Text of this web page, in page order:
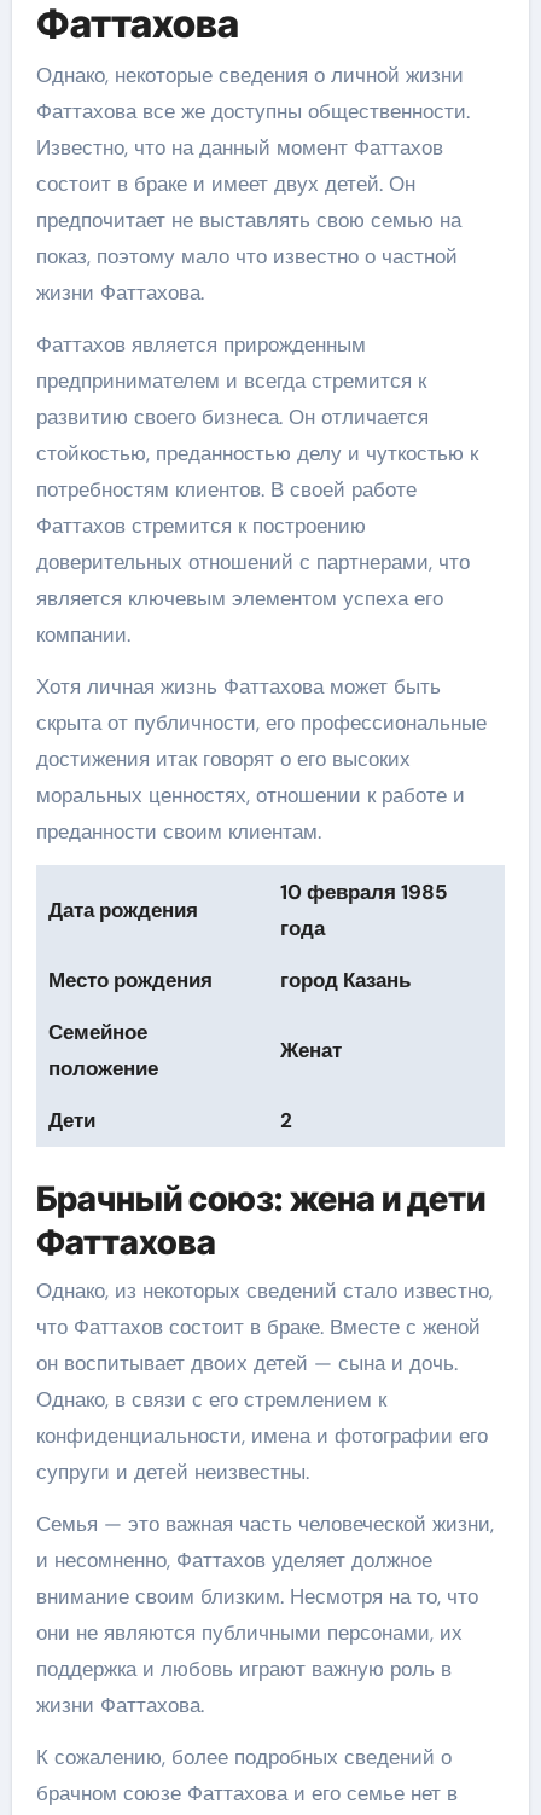
Фаттахова
Однако, некоторые сведения о личной жизни
Фаттахова все же доступны общественности.
Известно, что на данный момент Фаттахов
состоит в браке и имеет двух детей. Он
предпочитает не выставлять свою семью на
показ, поэтому мало что известно о частной
жизни Фаттахова.
Фаттахов является прирожденным
предпринимателем и всегда стремится к
развитию своего бизнеса. Он отличается
стойкостью, преданностью делу и чуткостью к
потребностям клиентов. В своей работе
Фаттахов стремится к построению
доверительных отношений с партнерами, что
является ключевым элементом успеха его
компании.
Хотя личная жизнь Фаттахова может быть
скрыта от публичности, его профессиональные
достижения итак говорят о его высоких
моральных ценностях, отношении к работе и
преданности своим клиентам.
Дата рождения
10 февраля 1985
года
Место рождения
город Казань
Семейное
положение
Женат
Дети 2
Брачный союз: жена и дети
Фаттахова
Однако, из некоторых сведений стало известно,
что Фаттахов состоит в браке. Вместе с женой
он воспитывает двоих детей — сына и дочь.
Однако, в связи с его стремлением к
конфиденциальности, имена и фотографии его
супруги и детей неизвестны.
Семья — это важная часть человеческой жизни,
и несомненно, Фаттахов уделяет должное
внимание своим близким. Несмотря на то, что
они не являются публичными персонами, их
поддержка и любовь играют важную роль в
жизни Фаттахова.
К сожалению, более подробных сведений о
брачном союзе Фаттахова и его семье нет в